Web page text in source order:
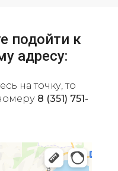
подойти к
адресу:
на точку, то
8 (351) 751-